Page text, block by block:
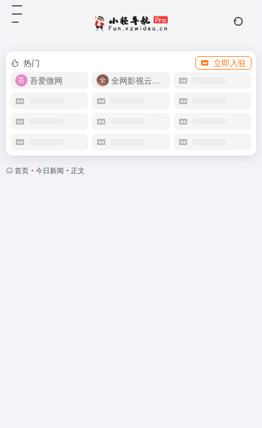
热门
立即入驻
吾爱微网
全网影视云盘资源
首页 • 今日新闻 • 正文